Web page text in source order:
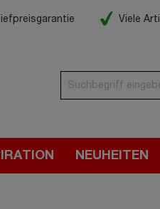
Viele
NEUHEITEN